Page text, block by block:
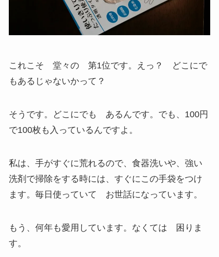
これこそ 堂々の 第1位です。えっ？ どこにで
もあるじゃないかって？
そうです。どこにでも あるんです。でも、100円
で100枚も入っているんですよ。
私は、手がすぐに荒れるので、食器洗いや、強い
洗剤で掃除をする時には、すぐにこの手袋をつけ
ます。毎日使っていて お世話になっています。
もう、何年も愛用しています。なくては 困りま
す。